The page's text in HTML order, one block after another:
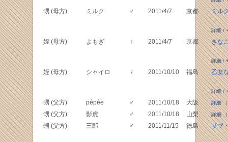
甥 (母方) ミルク ♂ 2011/4/7 京都 ミル
詳細/
姪 (母方) よもぎ ♀ 2011/4/7 京都 きな
詳細/
姪 (母方) シャイロ ♀ 2011/10/10 福島 乙女
詳細/
甥 (父方) pépée ♂ 2011/10/18 大阪 詳細（
甥 (父方) 影虎 ♂ 2011/10/18 山梨 詳細（
甥 (父方) 三郎 ♂ 2011/11/15 徳島 サブ